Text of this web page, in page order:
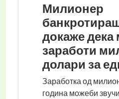
Милионер
докаже дека
заработи
долари за
Заработка од
година можеби